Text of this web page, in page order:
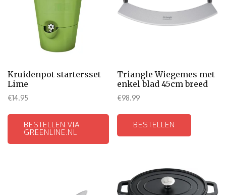
Kruidenpot startersset
Lime
€14.95
BESTELLEN VIA
GREENLINE.NL
Triangle Wiegemes met
enkel blad 45cm breed
€98.99
BESTELLEN